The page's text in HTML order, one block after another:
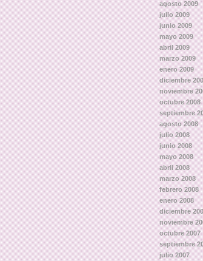
agosto 2009
julio 2009
junio 2009
mayo 2009
abril 2009
marzo 2009
enero 2009
diciembre
noviembre
octubre 2008
septiembre
agosto 2008
julio 2008
junio 2008
mayo 2008
abril 2008
marzo 2008
febrero 2008
enero 2008
diciembre
noviembre
octubre 2007
septiembre
julio 2007